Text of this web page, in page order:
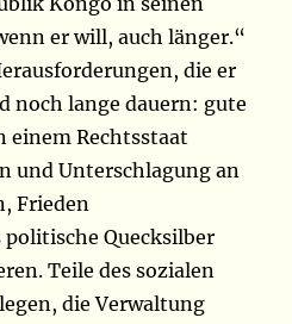
er will, auch länger.“
die er
noch lange dauern: gute
einem Rechtsstaat
und Unterschlagung an
Frieden
Quecksilber
Teile des sozialen
die Verwaltung